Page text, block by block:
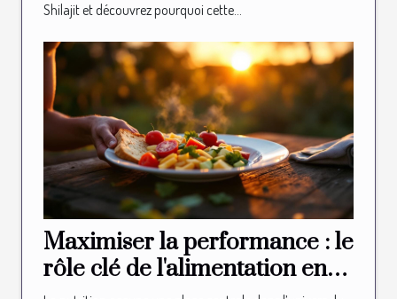
Shilajit et découvrez pourquoi cette...
Maximiser la performance : le
rôle clé de l'alimentation en